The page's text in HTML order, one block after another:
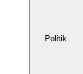
Politik